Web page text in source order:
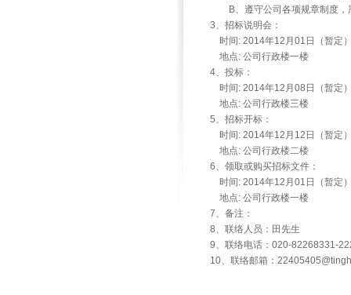
B、遵守公司各项规章制度，
3、招标说明会：
时间: 2014年12月01日（暂定
地点: 公司行政楼一楼
4、投标：
时间: 2014年12月08日（暂定
地点: 公司行政楼三楼
5、招标开标：
时间: 2014年12月12日（暂定
地点: 公司行政楼二楼
6、领取或购买招标文件：
时间: 2014年12月01日（暂定
地点: 公司行政楼一楼
7、备注：
8、联络人员：田先生
9、联络电话：020-82268331-
10、联络邮箱：